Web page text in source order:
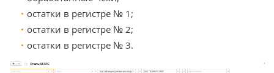
остатки в регистре № 1;
остатки в регистре № 2;
остатки в регистре № 3.